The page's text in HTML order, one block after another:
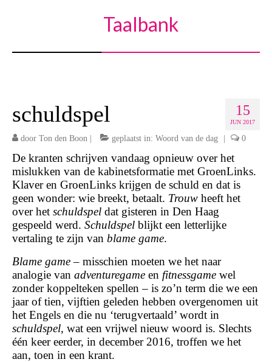
Taalbank
15
JUN 2017
schuldspel
door Ton den Boon geplaatst in: Woord van de dag 0
De kranten schrijven vandaag opnieuw over het
mislukken van de kabinetsformatie met GroenLinks.
Klaver en GroenLinks krijgen de schuld en dat is
geen wonder: wie breekt, betaalt. Trouw heeft het
over het schuldspel dat gisteren in Den Haag
gespeeld werd. Schuldspel blijkt een letterlijke
vertaling te zijn van blame game.
Blame game– misschien moeten we het naar
analogie van adventuregame en fitnessgame wel
zonder koppelteken spellen – is zo’n term die we een
jaar of tien, vijftien geleden hebben overgenomen uit
het Engels en die nu ‘terugvertaald’ wordt in
schuldspel, wat een vrijwel nieuw woord is. Slechts
één keer eerder, in december 2016, troffen we het
aan, toen in een krant.